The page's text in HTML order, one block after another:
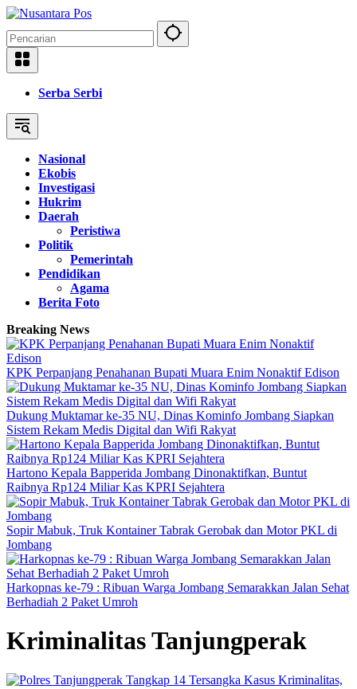
Langsung
konten
Serba Serbi
Nasional
Ekobis
Investigasi
Hukrim
Daerah
Peristiwa
Politik
Pemerintah
Pendidikan
Agama
Berita Foto
Breaking News
KPK Perpanjang Penahanan Bupati Muara Enim Nonaktif Edison
Dukung Muktamar ke-35 NU, Dinas Kominfo Jombang Siapkan
Sistem Rekam Medis Digital dan Wifi Rakyat
Hartono Kepala Bapperida Jombang Dinonaktifkan, Buntut
Raibnya Rp124 Miliar Kas KPRI Sejahtera
Sopir Mabuk, Truk Kontainer Tabrak Gerobak dan Motor PKL di
Jombang
Harkopnas ke-79 : Ribuan Warga Jombang Semarakkan Jalan Sehat
Berhadiah 2 Paket Umroh
Kriminalitas Tanjungperak